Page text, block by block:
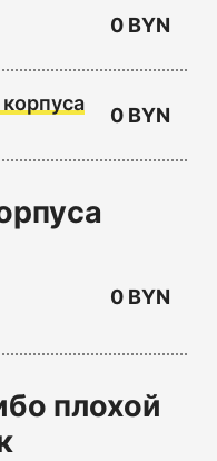
0 BYN
0 BYN
0 BYN
плохой